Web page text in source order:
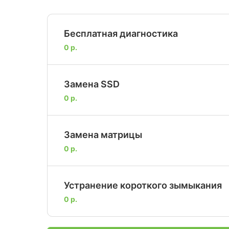
Бесплатная диагностика
0 р.
Замена SSD
0 р.
Замена матрицы
0 р.
Устранение короткого зымыкания
0 р.